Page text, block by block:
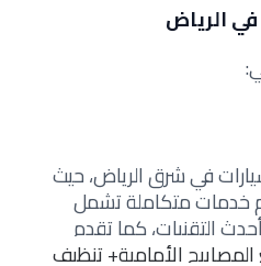
الرياض
في شرق الرياض، حيث
خدمات متكاملة تشمل
التقنيات، كما تقدم
المصابيح الأمامية+ تنظيف